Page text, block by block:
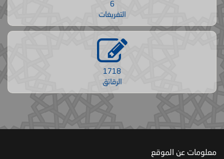
6
التفريغات
1718
الرقائق
معلومات عن الموقع